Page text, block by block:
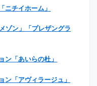
ニチイホーム」
ゾン」「プレザングラ
ン「あいらの杜」
ン「アヴィラージュ」